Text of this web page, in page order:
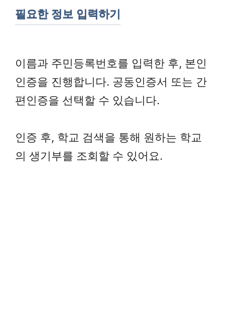
필요한 정보 입력하기
이름과 주민등록번호를 입력한 후, 본인
인증을 진행합니다. 공동인증서 또는 간
편인증을 선택할 수 있습니다.
인증 후, 학교 검색을 통해 원하는 학교
의 생기부를 조회할 수 있어요.